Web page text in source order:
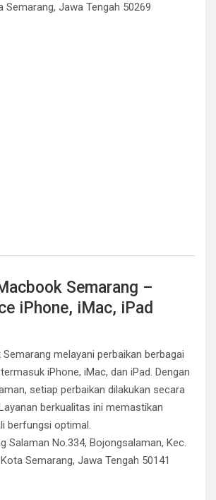
Semarang, Jawa Tengah 50269
Semarang –
iPhone, iMac, iPad
melayani perbaikan berbagai
iPhone, iMac, dan iPad. Dengan
setiap perbaikan dilakukan secara
berkualitas ini memastikan
berfungsi optimal.
Salaman No.334, Bojongsalaman, Kec.
Semarang, Jawa Tengah 50141